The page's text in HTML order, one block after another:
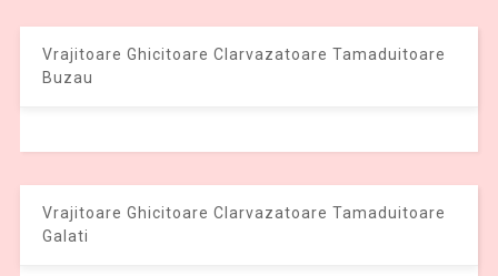
Vrajitoare Ghicitoare Clarvazatoare Tamaduitoare
Buzau
Vrajitoare Ghicitoare Clarvazatoare Tamaduitoare
Galati